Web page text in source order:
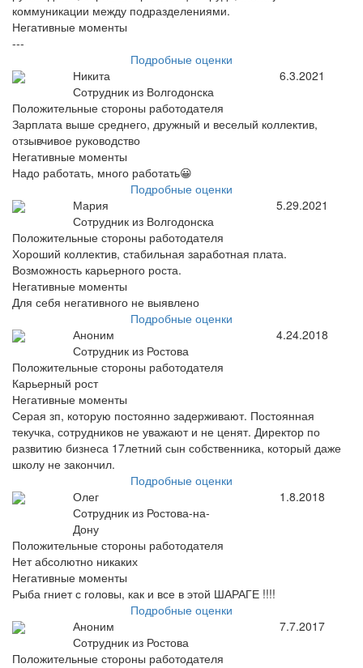
коммуникации между подразделениями.
Негативные моменты
---
Подробные оценки
Никита
Сотрудник из Волгодонска
6.3.2021
Положительные стороны работодателя
Зарплата выше среднего, дружный и веселый коллектив,
отзывчивое руководство
Негативные моменты
Надо работать, много работать😀
Подробные оценки
Мария
Сотрудник из Волгодонска
5.29.2021
Положительные стороны работодателя
Хороший коллектив, стабильная заработная плата.
Возможность карьерного роста.
Негативные моменты
Для себя негативного не выявлено
Подробные оценки
Аноним
Сотрудник из Ростова
4.24.2018
Положительные стороны работодателя
Карьерный рост
Негативные моменты
Серая зп, которую постоянно задерживают. Постоянная
текучка, сотрудников не уважают и не ценят. Директор по
развитию бизнеса 17летний сын собственника, который даже
школу не закончил.
Подробные оценки
Олег
Сотрудник из Ростова-на-
Дону
1.8.2018
Положительные стороны работодателя
Нет абсолютно никаких
Негативные моменты
Рыба гниет с головы, как и все в этой ШАРАГЕ !!!!
Подробные оценки
Аноним
Сотрудник из Ростова
7.7.2017
Положительные стороны работодателя